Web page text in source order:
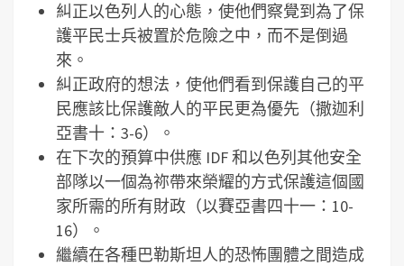
糾正以色列人的心態，使他們察覺到為了保
護平民士兵被置於危險之中，而不是倒過
來。
糾正政府的想法，使他們看到保護自己的平
民應該比保護敵人的平民更為優先（撒迦利
亞書十：3-6）。
在下次的預算中供應 IDF 和以色列其他安全
部隊以一個為祢帶來榮耀的方式保護這個國
家所需的所有財政（以賽亞書四十一：10-
16）。
繼續在各種巴勒斯坦人的恐怖團體之間造成